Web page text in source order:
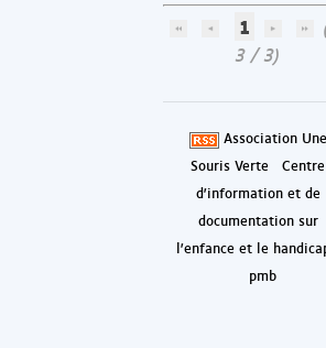
1
3 / 3)
Association Une
Souris Verte
Centre
d'information et de
documentation sur
l'enfance et le
pmb